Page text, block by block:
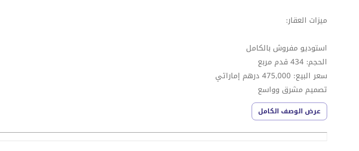
ميزات العقار:
استوديو مفروش بالكامل
الحجم: 434 قدم مربع
سعر البيع: 475,000 درهم إماراتي
تصميم مشرق وواسع
مطبخ حديث وحمام أنيق
شرفة مع إطلالة على المجتمع
جاهز للسكن
عرض الوصف الكامل